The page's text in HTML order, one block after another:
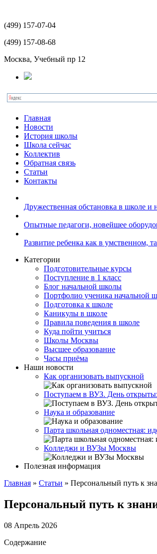
(499) 157-07-04
(499) 157-08-68
Москва, Учебный пр 12
Главная
Новости
История школы
Школа сейчас
Коллектив
Обратная связь
Статьи
Контакты
Дружественная обстановка в школе и
Опытные педагоги, новейшее
Развитие ребенка как в умственном,
Категории
Подготовительные курсы
Поступление в 1 класс
Блог начальной школы
Портфолио ученика начальной
Подготовка к школе
Каникулы в школе
Правила поведения в школе
Куда пойти учиться
Школы Москвы
Высшее образование
Часы приёма
Наши новости
Как организовать выпускной
Поступаем в ВУЗ. День
Наука и образование
Парта школьная одноместная:
Колледжи и ВУЗы Москвы
Полезная информация
Главная » Статьи » Персональный путь к
Персональный путь к
08 Апрель 2026
Содержание